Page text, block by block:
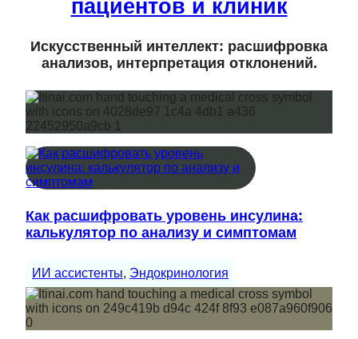
пациентов и клиник
Искусственный интеллект: расшифровка
анализов, интерпретация отклонений.
Как расшифровать уровень инсулина:
калькулятор по анализу и симптомам
ИИ ассистенты, Эндокринология